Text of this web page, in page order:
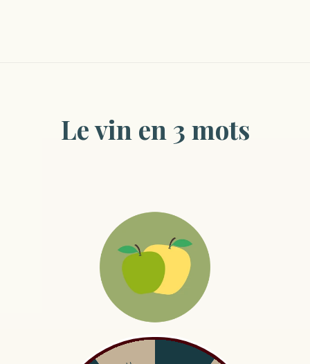
Le vin en 3 mots